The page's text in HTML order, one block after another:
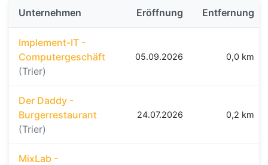
Unternehmen
Eröffnung Entfernung
Implement-IT -
Computergeschäft
(Trier)
05.09.2026 0,0 km
Der Daddy -
Burgerrestaurant
(Trier)
24.07.2026 0,2 km
MixLab -